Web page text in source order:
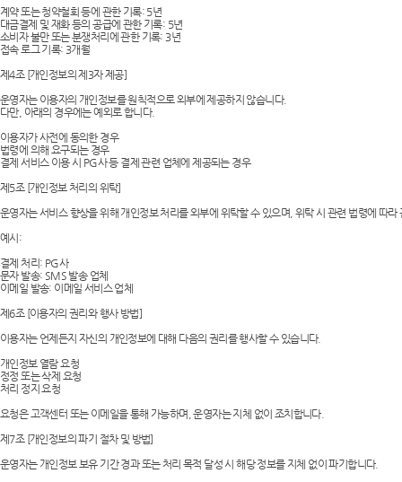
계약 또는 청약철회 등에 관한 기록: 5년
대금결제 및 재화 등의 공급에 관한 기록: 5년
소비자 불만 또는 분쟁처리에 관한 기록: 3년
접속 로그 기록: 3개월
제4조 [개인정보의 제3자 제공]
운영자는 이용자의 개인정보를 원칙적으로 외부에 제공하지 않습니다.
다만, 아래의 경우에는 예외로 합니다.
이용자가 사전에 동의한 경우
법령에 의해 요구되는 경우
결제 서비스 이용 시 PG사 등 결제 관련 업체에 제공되는 경우
제5조 [개인정보 처리의 위탁]
운영자는 서비스 향상을 위해 개인정보 처리를 외부에 위탁할 수 있으며, 위탁 시 관련 법령에 따라
예시:
결제 처리: PG사
문자 발송: SMS 발송 업체
이메일 발송: 이메일 서비스 업체
제6조 [이용자의 권리와 행사 방법]
이용자는 언제든지 자신의 개인정보에 대해 다음의 권리를 행사할 수 있습니다.
개인정보 열람 요청
정정 또는 삭제 요청
처리 정지 요청
요청은 고객센터 또는 이메일을 통해 가능하며, 운영자는 지체 없이 조치합니다.
제7조 [개인정보의 파기 절차 및 방법]
운영자는 개인정보 보유 기간 경과 또는 처리 목적 달성 시 해당 정보를 지체 없이 파기합니다.